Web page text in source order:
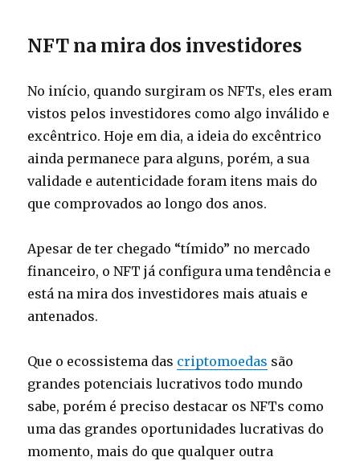
NFT na mira dos investidores
No início, quando surgiram os NFTs, eles eram
vistos pelos investidores como algo inválido e
excêntrico. Hoje em dia, a ideia do excêntrico
ainda permanece para alguns, porém, a sua
validade e autenticidade foram itens mais do
que comprovados ao longo dos anos.
Apesar de ter chegado “tímido” no mercado
financeiro, o NFT já configura uma tendência e
está na mira dos investidores mais atuais e
antenados.
Que o ecossistema das criptomoedas são
grandes potenciais lucrativos todo mundo
sabe, porém é preciso destacar os NFTs como
uma das grandes oportunidades lucrativas do
momento, mais do que qualquer outra